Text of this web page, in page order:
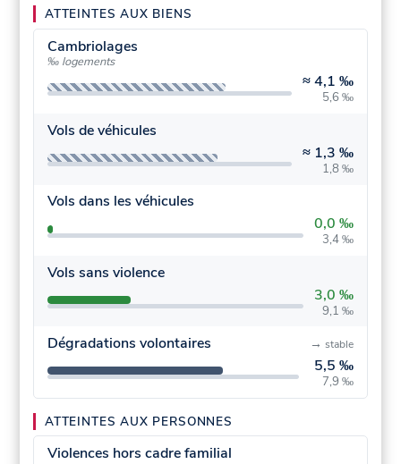
ATTEINTES AUX BIENS
Cambriolages
‰ logements
≈4,1 ‰
5,6 ‰
Vols de véhicules
≈ 1,3 ‰
1,8 ‰
Vols dans les véhicules
0,0 ‰
3,4 ‰
Vols sans violence
3,0 ‰
9,1 ‰
Dégradations volontaires
5,5 ‰
7,9 ‰
→ stable
ATTEINTES AUX PERSONNES
Violences hors cadre familial